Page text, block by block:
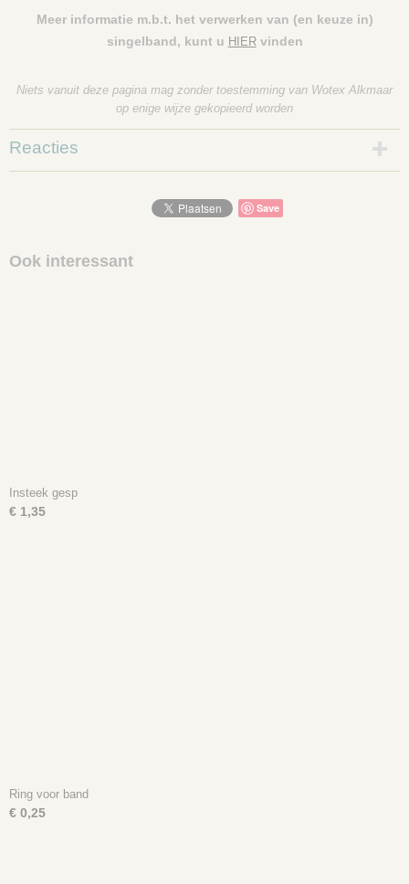
Meer informatie m.b.t. het verwerken van (en keuze in)
singelband, kunt u HIERvinden
Niets vanuit deze pagina mag zonder toestemming van Wotex Alkmaar
op enige wijze gekopieerd worden
Reacties
Save
Ook interessant
Insteek gesp
€ 1,35
Ring voor band
€ 0,25